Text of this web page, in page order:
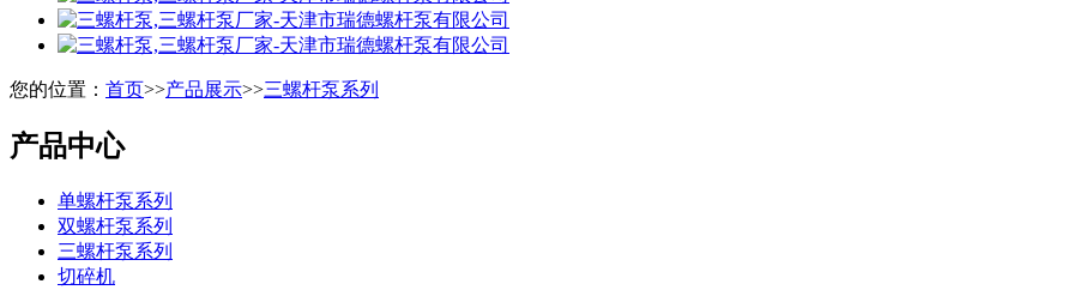
您的位置： 首页>>产品展示>>三螺杆泵系列
产品中心
单螺杆泵系列
双螺杆泵系列
三螺杆泵系列
切碎机